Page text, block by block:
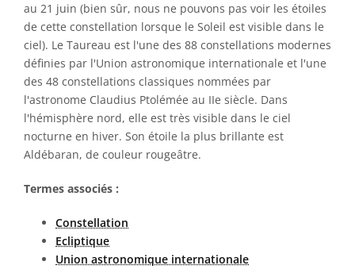
au 21 juin (bien sûr, nous ne pouvons pas voir les étoiles
de cette constellation lorsque le Soleil est visible dans le
ciel). Le Taureau est l'une des 88 constellations modernes
définies par l'Union astronomique internationale et l'une
des 48 constellations classiques nommées par
l'astronome Claudius Ptolémée au IIe siècle. Dans
l'hémisphère nord, elle est très visible dans le ciel
nocturne en hiver. Son étoile la plus brillante est
Aldébaran, de couleur rougeâtre.
Termes associés :
Constellation
Ecliptique
Union astronomique internationale